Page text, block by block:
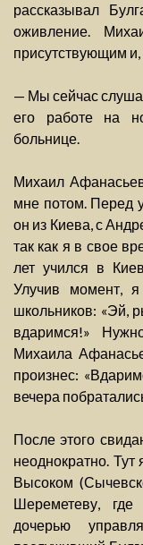
рассказывал
оживление.
присутствующим
— Мы сейчас
его работе на
больнице.
Михаил
мне потом. Перед
он из Киева, с
так как я в свое
лет учился в
Улучив момент,
школьников: «Эй,
вдаримся!»
Михаила
произнес:
вечера
После этого
неоднократно.
Высоком
Шереметеву,
дочерью